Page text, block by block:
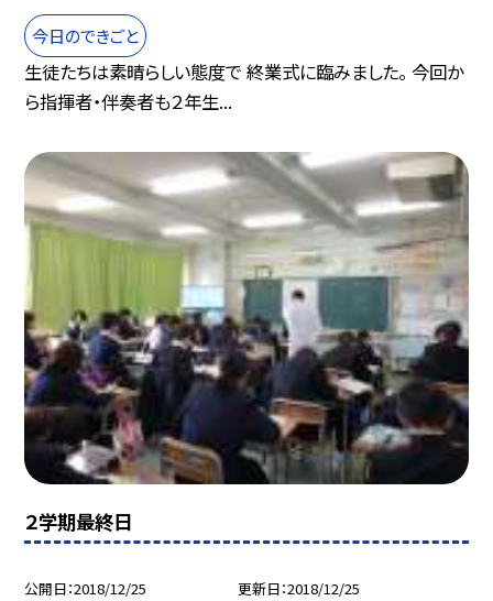
今日のできごと
生徒たちは素晴らしい態度で 終業式に臨みました。 今回か
ら指揮者・伴奏者も２年生...
２学期最終日
公開日 2018/12/25 更新日 2018/12/25